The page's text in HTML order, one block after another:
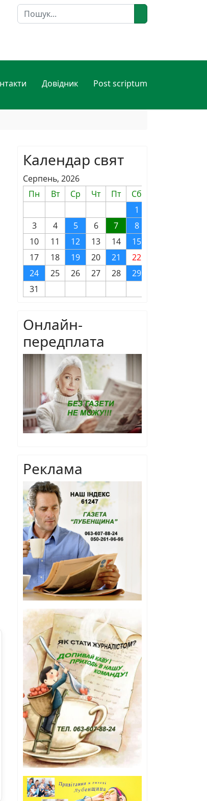
Пошук
Довідник Post scriptum
Календар свят
Серпень, 2026
Пн
Вт Ср Чт Пт Сб
1
3
4 5 6 7 8
10
11 12 13 14 15
17
18 19 20 21 22
24
25 26 27 28 29
31
Онлайн-
передплата
Реклама